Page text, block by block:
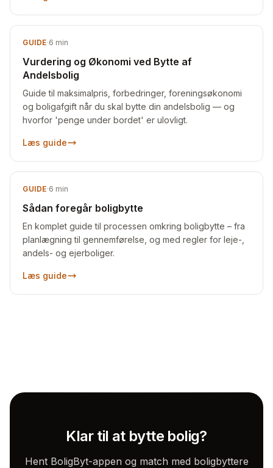
GUIDE·6 min
Vurdering og Økonomi ved Bytte af
Andelsbolig
Guide til maksimalpris, forbedringer, foreningsøkonomi
og boligafgift når du skal bytte din andelsbolig — og
hvorfor 'penge under bordet' er ulovligt.
Læs guide
GUIDE·6 min
Sådan foregår boligbytte
En komplet guide til processen omkring boligbytte – fra
planlægning til gennemførelse, og med regler for leje-,
andels- og ejerboliger.
Læs guide
Klar til at bytte bolig?
Hent BoligByt-appen og match med boligbyttere